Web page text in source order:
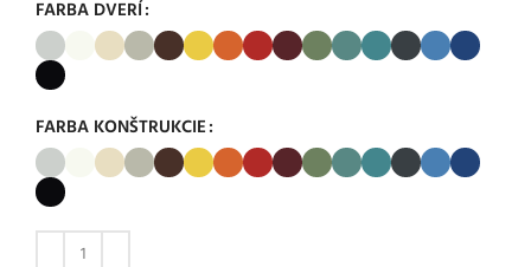
FARBA DVERÍ
FARBA KONŠTRUKCIE